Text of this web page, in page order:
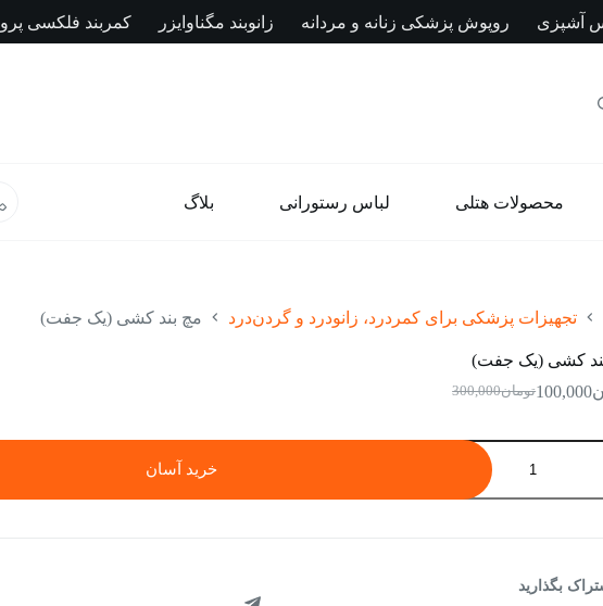
آشپزی روپوش پزشکی زنانه و مردانه زانوبند مگناوایزر کمربند فلکسی پرو
محصولات هتلی لباس رستورانی بلاگ
تجهیزات پزشکی برای کمردرد، زانودرد و گردن‌درد مچ بند کشی (یک جفت)
کشی (یک جفت)
تومان300,000قیمت
تومان300,000
بود.
100,000قیمت
تومان100,000.
خرید آسان
بگذارید